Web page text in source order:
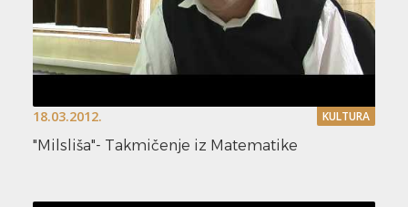
18.03.2012. KULTURA
"Milsliša"- Takmičenje iz Matematike